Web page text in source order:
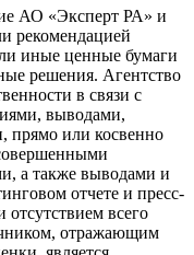
АО «Эксперт РА» и
рекомендацией
иные ценные бумаги
решения. Агентство
в связи с
выводами,
прямо или косвенно
а также выводами и
отчете и пресс-
всего
отражающим